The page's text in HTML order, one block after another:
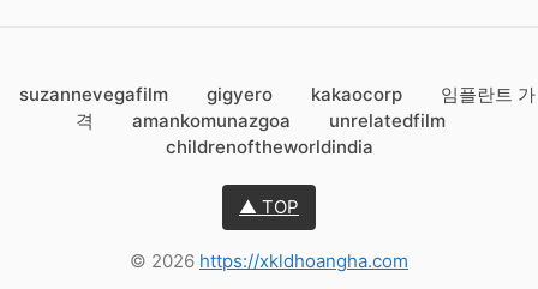
suzannevegafilm gigyero kakaocorp
임플란트 가
격
amankomunazgoa
unrelatedfilm
childrenoftheworldindia
▲ TOP
© 2026 https://xkldhoangha.com